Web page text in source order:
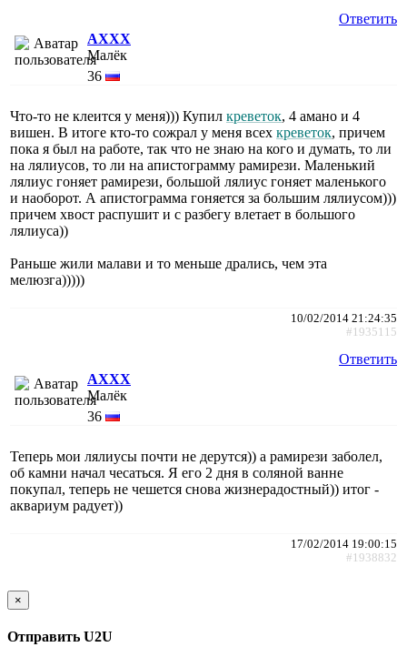
Ответить
AXXX
Малёк
36
Что-то не клеится у меня))) Купил креветок, 4 амано и 4
вишен. В итоге кто-то сожрал у меня всех креветок, причем
пока я был на работе, так что не знаю на кого и думать, то ли
на лялиусов, то ли на апистограмму рамирези. Маленький
лялиус гоняет рамирези, большой лялиус гоняет маленького
и наоборот. А апистограмма гоняется за большим лялиусом)))
причем хвост распушит и с разбегу влетает в большого
лялиуса))
Раньше жили малави и то меньше дрались, чем эта
мелюзга)))))
10/02/2014 21:24:35
#1935115
Ответить
AXXX
Малёк
36
Теперь мои лялиусы почти не дерутся)) а рамирези заболел,
об камни начал чесаться. Я его 2 дня в соляной ванне
покупал, теперь не чешется снова жизнерадостный)) итог -
аквариум радует))
17/02/2014 19:00:15
#1938832
×
Отправить U2U